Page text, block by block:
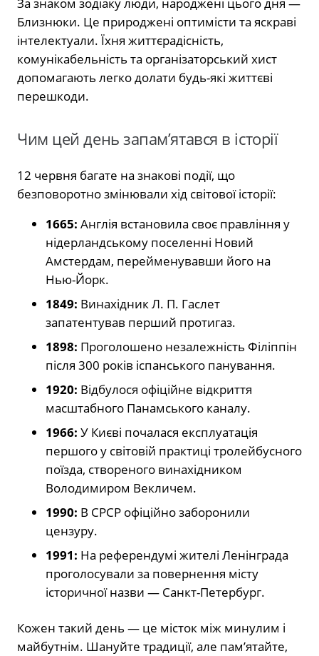
За знаком зодіаку люди, народжені цього дня —
Близнюки. Це природжені оптимісти та яскраві
інтелектуали. Їхня життєрадісність,
комунікабельність та організаторський хист
допомагають легко долати будь-які життєві
перешкоди.
Чим цей день запам’ятався в історії
12 червня багате на знакові події, що
безповоротно змінювали хід світової історії:
1665: Англія встановила своє правління у
нідерландському поселенні Новий
Амстердам, перейменувавши його на
Нью-Йорк.
1849: Винахідник Л. П. Гаслет
запатентував перший протигаз.
1898: Проголошено незалежність Філіппін
після 300 років іспанського панування.
1920: Відбулося офіційне відкриття
масштабного Панамського каналу.
1966: У Києві почалася експлуатація
першого у світовій практиці тролейбусного
поїзда, створеного винахідником
Володимиром Векличем.
1990: В СРСР офіційно заборонили
цензуру.
1991: На референдумі жителі Ленінграда
проголосували за повернення місту
історичної назви — Санкт-Петербург.
Кожен такий день — це місток між минулим і
майбутнім. Шануйте традиції, але пам’ятайте,